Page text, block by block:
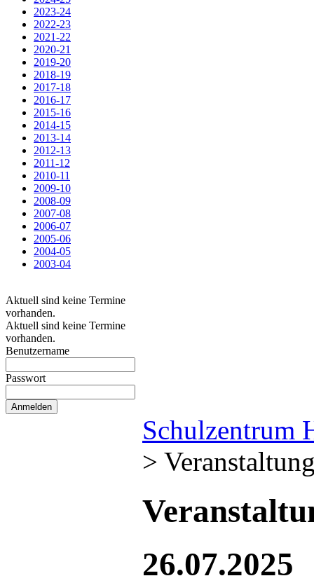
2023-24
2022-23
2021-22
2020-21
2019-20
2018-19
2017-18
2016-17
2015-16
2014-15
2013-14
2012-13
2011-12
2010-11
2009-10
2008-09
2007-08
2006-07
2005-06
2004-05
2003-04
Aktuell sind keine Termine
vorhanden.
Aktuell sind keine Termine
vorhanden.
Benutzername
Passwort
Schulzentrum
>
26.07.2025